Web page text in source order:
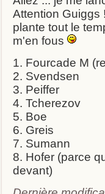
Attention Guiggs
plante tout le
m'en fous
1. Fourcade M
2. Svendsen
3. Peiffer
4. Tcherezov
5. Boe
6. Greis
7. Sumann
8. Hofer (parce
devant)